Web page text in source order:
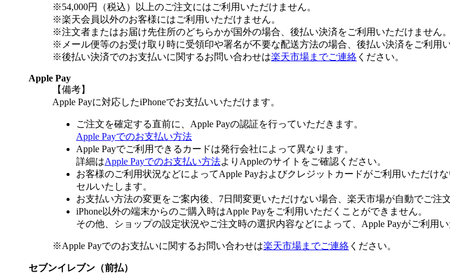
※54,000円（税込）以上のご注文にはご利用いただけません。
※楽天会員以外のお客様にはご利用いただけません。
※注文者またはお届け先住所のどちらかが国外の場合、後払い決済をご利用いただけません。
※メール便等のお受け取り時に受領印や署名が不要な配送方法の場合、後払い決済をご利用
※後払い決済でのお支払いに関するお問い合わせは楽天市場までご連絡 ください。
Apple Pay
【備考】
Apple Payに対応したiPhoneでお支払いいただけます。
ご注文を確定する直前に、Apple Payの認証を行っていただきます。
Apple Payでのお支払い方法
Apple Payでご利用できるカードは発行会社によって異なります。
詳細はApple Payでのお支払い方法よりAppleのサイトをご確認ください。
お客様のご利用状況などによってApple Payおよびクレジットカードがご利用いただ
セルいたします。
お支払い方法の変更をご案内後、7日間変更いただけない場合、楽天市場が自動でご注
iPhone以外の端末からのご購入時はApple Payをご利用いただくことができません。
その他、ショップの設定状況やご注文時の選択内容などによって、Apple Payがご利用
※Apple Payでのお支払いに関するお問い合わせは楽天市場までご連絡 ください。
セブンイレブン（前払）